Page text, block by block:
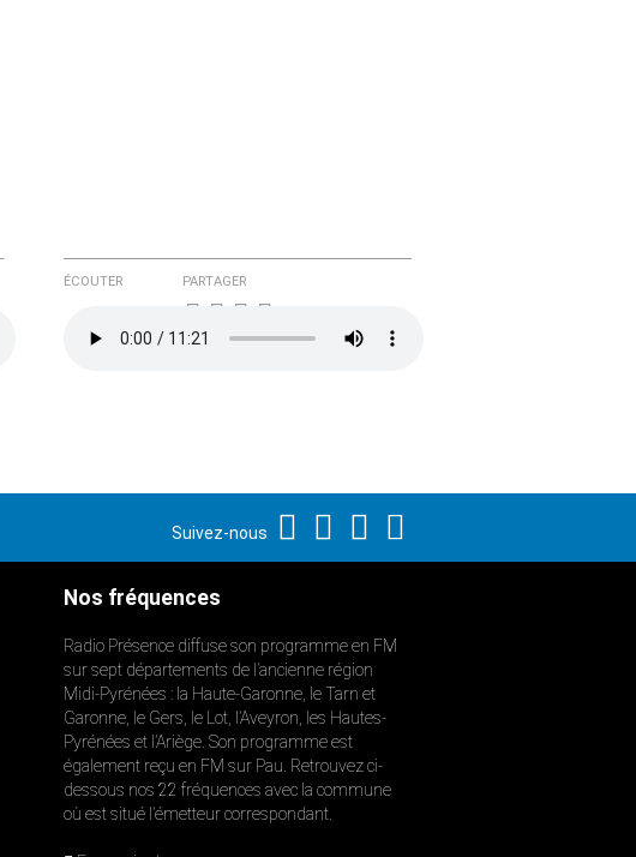
ÉCOUTER PARTAGER
Suivez-nous
Nos fréquences
Radio Présence diffuse son programme en FM
sur sept départements de l’ancienne région
Midi-Pyrénées : la Haute-Garonne, le Tarn et
Garonne, le Gers, le Lot, l’Aveyron, les Hautes-
Pyrénées et l’Ariège. Son programme est
également reçu en FM sur Pau. Retrouvez ci-
dessous nos 22 fréquences avec la commune
où est situé l’émetteur correspondant.